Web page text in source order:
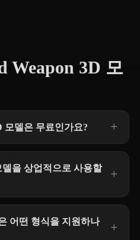
Weapon 3D 모
모델은 무료인가요?
델을 상업적으로 사용할
어떤 형식을 지원하나